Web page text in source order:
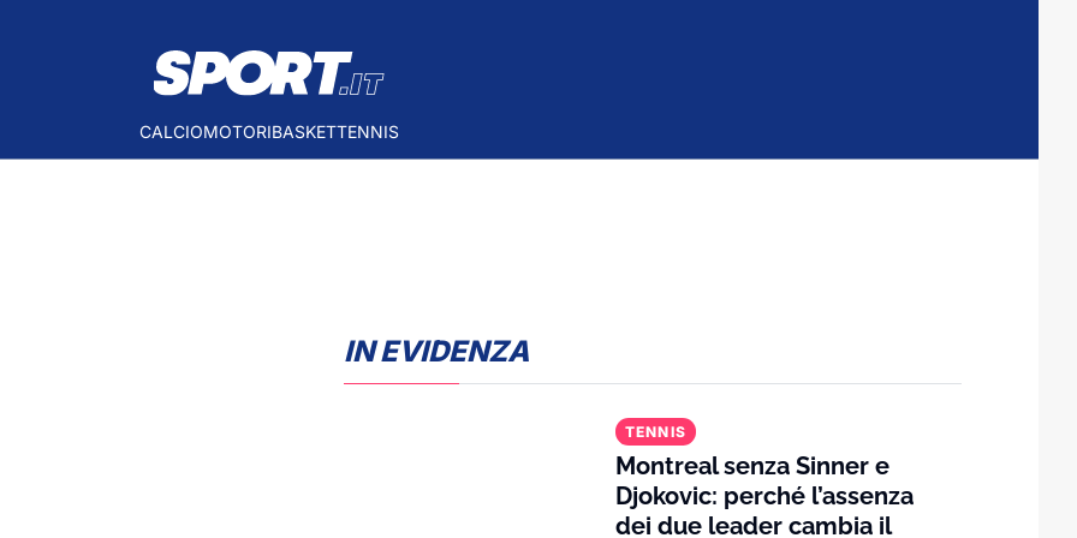
CALCIOMOTORIBASKETTENNIS
IN EVIDENZA
TENNIS
Montreal senza Sinner e
Djokovic: perché l’assenza
dei due leader cambia il